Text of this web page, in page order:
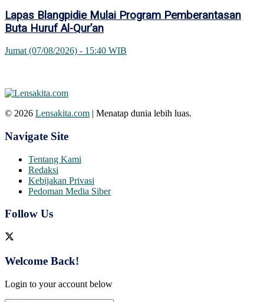
Lapas Blangpidie Mulai Program Pemberantasan
Buta Huruf Al-Qur’an
Jumat (07/08/2026) - 15:40 WIB
© 2026 Lensakita.com | Menatap dunia lebih luas.
Navigate Site
Tentang Kami
Redaksi
Kebijakan Privasi
Pedoman Media Siber
Follow Us
Welcome Back!
Login to your account below